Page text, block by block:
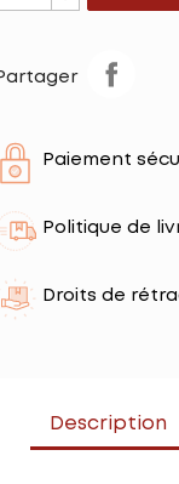
Paiement
Politique de
Droits de
Description